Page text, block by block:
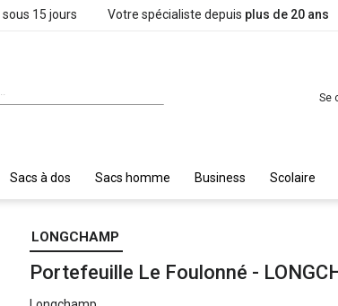
sous 15 jours Votre spécialiste depuis plus de 20 ans
Se
Sacs à dos Sacs homme Business Scolaire
LONGCHAMP
Portefeuille Le Foulonné -